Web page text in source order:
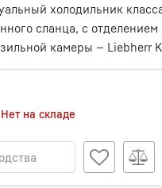
холодильник
сланца, с
камеры — Liebherr
Нет на складе